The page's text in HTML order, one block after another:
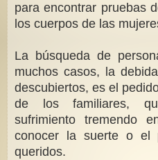
para encontrar pruebas
los cuerpos de las
La búsqueda de
muchos casos, la
descubiertos, es el
de los familiares,
sufrimiento tremendo
conocer la suerte o el
queridos.